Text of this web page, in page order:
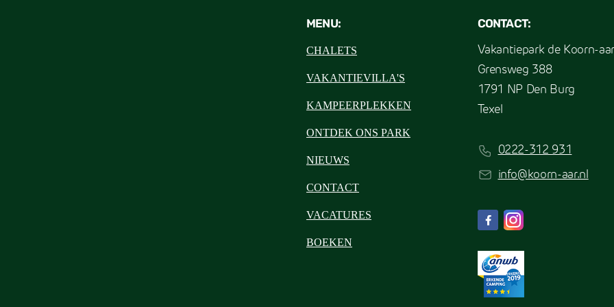
MENU:
CHALETS
VAKANTIEVILLA'S
KAMPEERPLEKKEN
ONTDEK ONS PARK
NIEUWS
CONTACT
VACATURES
BOEKEN
CONTACT:
Vakantiepark de Koorn-aar
Grensweg 388
1791 NP Den Burg
Texel
0222-312 931
info@koorn-aar.nl